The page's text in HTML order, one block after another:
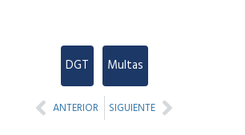
DGT Multas
Prev
ANTERIOR SIGUIENTENext